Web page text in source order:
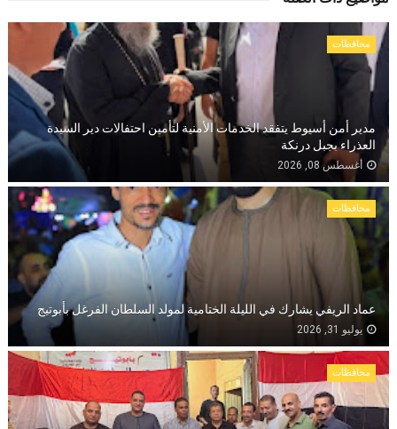
محافظات
مدير أمن أسيوط يتفقد الخدمات الأمنية لتأمين احتفالات دير السيدة
العذراء بجبل درنكة
أغسطس 08, 2026
محافظات
عماد الريفي يشارك في الليلة الختامية لمولد السلطان الفرغل بأبوتيج
يوليو 31, 2026
محافظات